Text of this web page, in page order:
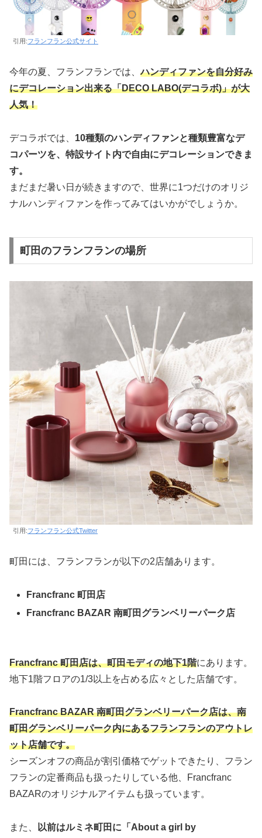
引用:フランフラン公式サイト
今年の夏、フランフランでは、ハンディファンを自分好み
にデコレーション出来る「DECO LABO(デコラボ)」が大
人気！
デコラボでは、 10種類のハンディファンと種類豊富なデ
コパーツを、特設サイト内で自由にデコレーションできま
す。
まだまだ暑い日が続きますので、世界に1つだけのオリジ
ナルハンディファンを作ってみてはいかがでしょうか。
町田のフランフランの場所
引用:フランフラン公式Twitter
町田には、フランフランが以下の2店舗あります。
Francfranc 町田店
Francfranc BAZAR 南町田グランベリーパーク店
Francfranc 町田店は、町田モディの地下1階にあります。
地下1階フロアの1/3以上を占める広々とした店舗です。
Francfranc BAZAR 南町田グランベリーパーク店は、南
町田グランベリーパーク内にあるフランフランのアウトレ
ット店舗です。
シーズンオフの商品が割引価格でゲットできたり、フラン
フランの定番商品も扱ったりしている他、Francfranc
BAZARのオリジナルアイテムも扱っています。
また、
以前はルミネ町田に「About a girl by